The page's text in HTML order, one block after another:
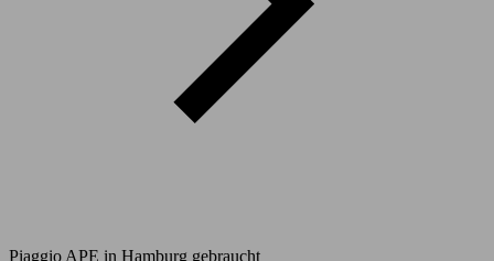
Piaggio APE in Hamburg gebraucht